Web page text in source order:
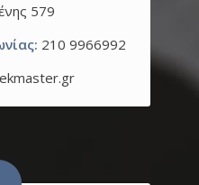
579
210 9966992